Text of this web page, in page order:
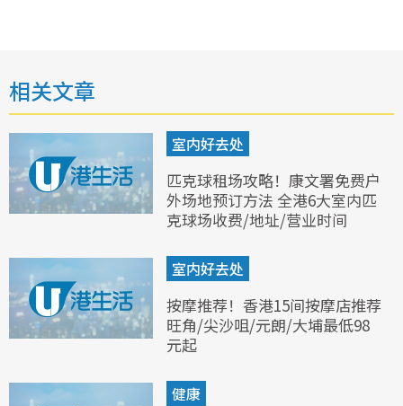
相关文章
室内好去处
匹克球租场攻略！康文署免费户
外场地预订方法 全港6大室内匹
克球场收费/地址/营业时间
室内好去处
按摩推荐！香港15间按摩店推荐
旺角/尖沙咀/元朗/大埔最低98
元起
健康